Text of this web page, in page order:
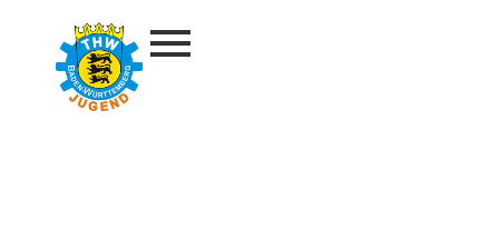
springen